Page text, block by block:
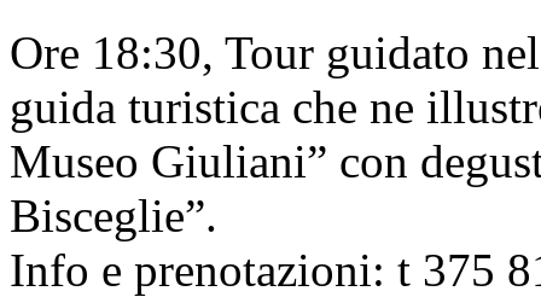
Ore 18:30, Tour guidato
guida turistica che ne
Museo Giuliani” con
Bisceglie”.
Info e prenotazioni: t 375